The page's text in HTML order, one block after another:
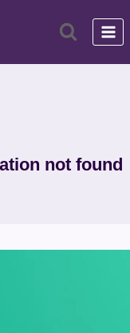
not found